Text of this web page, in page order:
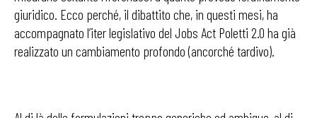
giuridico. Ecco perché, il dibattito che, in questi mesi, ha
accompagnato l’iter legislativo del Jobs Act Poletti 2.0 ha già
realizzato un cambiamento profondo (ancorché tardivo).